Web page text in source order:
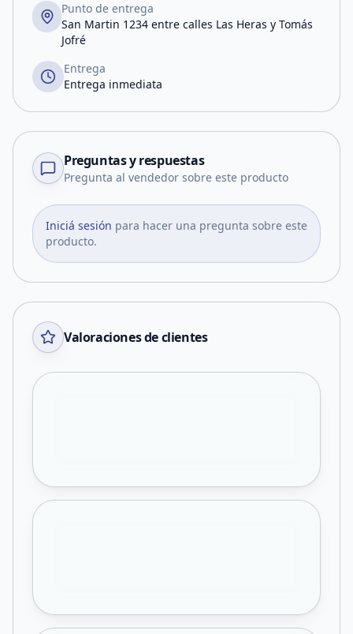
Punto de entrega
San Martin 1234 entre calles Las Heras y Tomás
Jofré
Entrega
Entrega inmediata
Preguntas y respuestas
Pregunta al vendedor sobre este producto
Iniciá sesión para hacer una pregunta sobre este
producto.
Valoraciones de clientes